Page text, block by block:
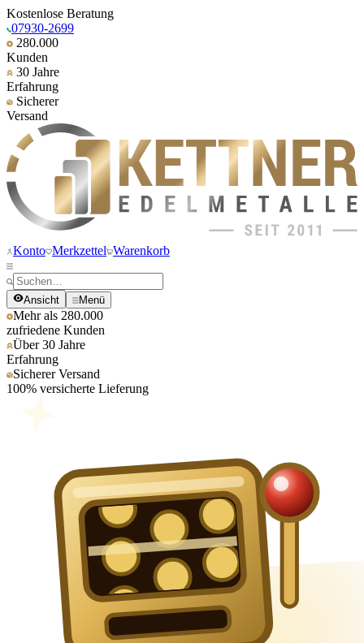
Kostenlose Beratung
07930-2699
280.000
Kunden
30 Jahre
Erfahrung
Sicherer
Versand
Konto Merkzettel Warenkorb
Ansicht Menü
Mehr als 280.000
zufriedene Kunden
Über 30 Jahre
Erfahrung
Sicherer Versand
100% versicherte Lieferung